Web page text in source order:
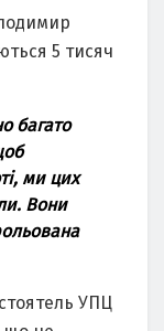
5 тисяч
багато
ми цих
Вони
УПЦ